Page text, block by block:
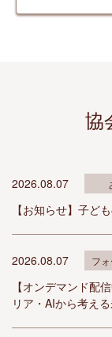
協
2026.08.07
【お知らせ】子ど
2026.08.07 フ
【オンデマンド配
リア・AIから考え